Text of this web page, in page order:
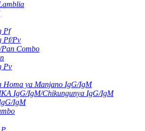
Pf
Pf/Pv
Combo
Pv
Homa ya Manjano IgG/IgM
IgG/IgM/Chikungunya IgG/IgM
IgM